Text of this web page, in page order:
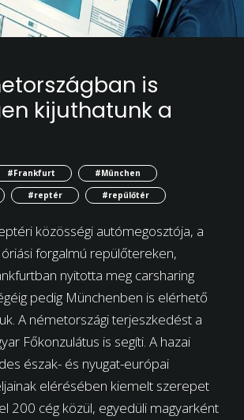
is
kijuthatunk a
#Frankfurt
#München
#reptér #repülőtér
közösségi autómegosztója, a
forgalmú repülőtereken,
nyitotta meg carsharing
pedig Münchenben is elérhető
A németországi terjeszkedést a
Főkonzulátus is segíti. A hazai
észak- és nyugat-európai
elérésében kiemelt szerepet
200 cég közül, egyedüli magyarként